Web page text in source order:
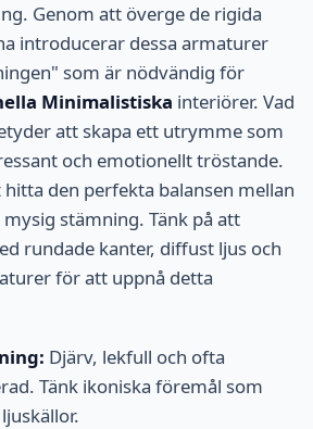
Genom att överge de rigida
introducerar dessa armaturer
som är nödvändig för
Minimalistiska interiörer. Vad
att skapa ett utrymme som
och emotionellt tröstande.
den perfekta balansen mellan
stämning. Tänk på att
rundade kanter, diffust ljus och
för att uppnå detta
Djärv, lekfull och ofta
Tänk ikoniska föremål som